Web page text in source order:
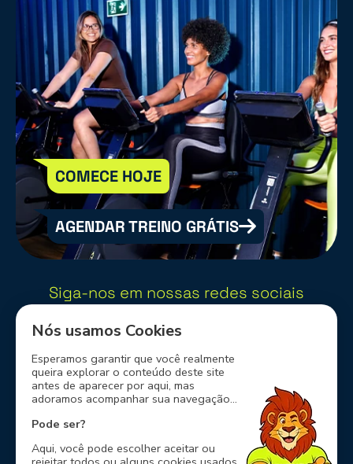
COMECE HOJE
AGENDAR TREINO GRÁTIS
Siga-nos em nossas redes sociais
Nossos Parceiros
Nós usamos Cookies
Esperamos garantir que você realmente
queira explorar o conteúdo deste site
antes de aparecer por aqui, mas
adoramos acompanhar sua navegação...
Pode ser?
Aqui, você pode escolher aceitar ou